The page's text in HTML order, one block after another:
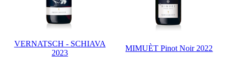
VERNATSCH - SCHIAVA
2023
MIMUÈT Pinot Noir 2022